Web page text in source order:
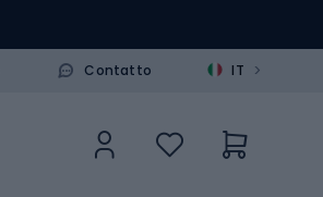
Contatto IT >